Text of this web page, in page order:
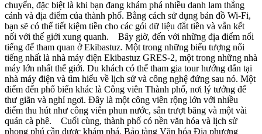
chuyển, đặc biệt là khi bạn đang khám phá nhiều danh lam thắng
cảnh và địa điểm của thành phố. Bằng cách sử dụng bản đồ Wi-Fi,
bạn sẽ có thể tiết kiệm tiền cho các gói dữ liệu đắt tiền và vẫn kết
nối với thế giới xung quanh. Bây giờ, đến với những địa điểm nổi
tiếng để tham quan ở Ekibastuz. Một trong những biểu tượng nổi
tiếng nhất là nhà máy điện Ekibastuz GRES-2, một trong những nhà
máy lớn nhất thế giới. Du khách có thể tham gia tour hướng dẫn tại
nhà máy điện và tìm hiểu về lịch sử và công nghệ đứng sau nó. Một
điểm đến phổ biến khác là Công viên Thành phố, nơi lý tưởng để
thư giãn và nghỉ ngơi. Đây là một công viên rộng lớn với nhiều
điểm thu hút như công viên phun nước, sân trượt băng và một vài
quán cà phê. Cuối cùng, thành phố có nền văn hóa và lịch sử
phong phú cần được khám phá. Bảo tàng Văn hóa Địa phương